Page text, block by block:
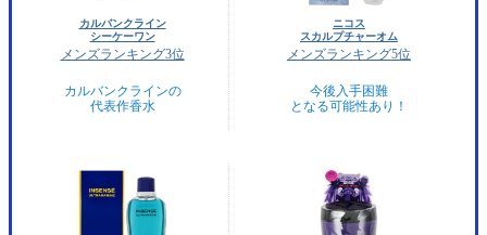
カルバンクライン
シーケーワン
メンズランキング3位
カルバンクラインの
代表作香水
ニコス
スカルプチャーオム
メンズランキング5位
今後入手困難
となる可能性あり！